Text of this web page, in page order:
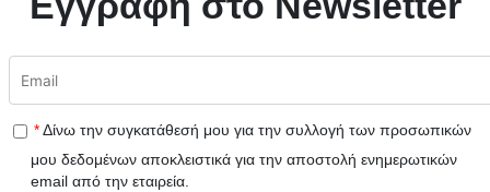
* Δίνω την συγκατάθεσή μου για την συλλογή των προσωπικών
μου δεδομένων αποκλειστικά για την αποστολή ενημερωτικών
email από την εταιρεία.